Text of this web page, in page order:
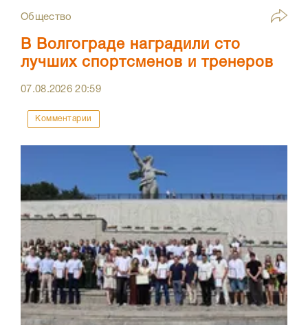
Общество
В Волгограде наградили сто
лучших спортсменов и тренеров
07.08.202620:59
Комментарии